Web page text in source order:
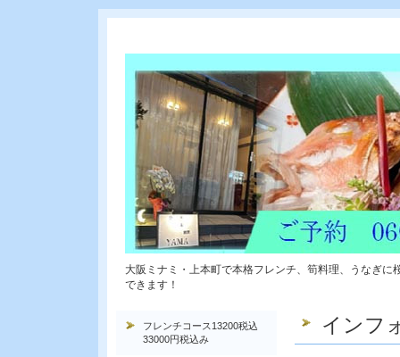
大阪ミナミ・上本町で本格フレンチ、筍料理、うなぎ
できます！
インフ
フレンチコース13200税込
33000円税込み